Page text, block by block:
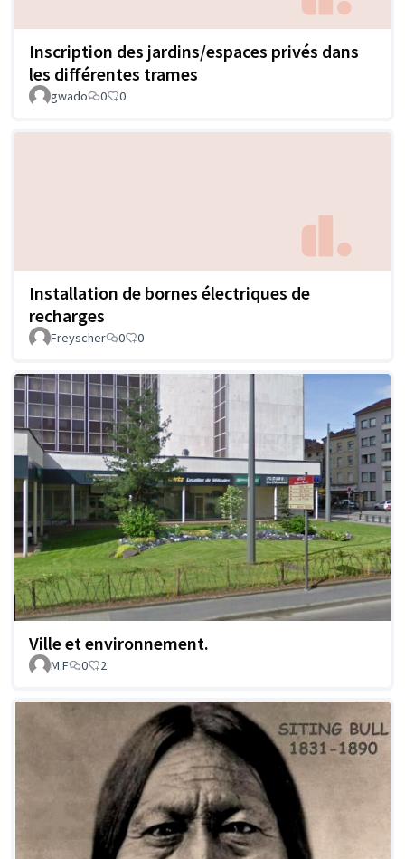
Inscription des jardins/espaces privés dans
les différentes trames
gwado 0 0
Installation de bornes électriques de
recharges
Freyscher 0 0
Ville et environnement.
M.F 0 2